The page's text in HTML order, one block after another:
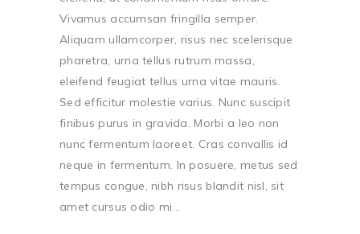
Vivamus accumsan fringilla semper.
Aliquam ullamcorper, risus nec scelerisque
pharetra, urna tellus rutrum massa,
eleifend feugiat tellus urna vitae mauris.
Sed efficitur molestie varius. Nunc suscipit
finibus purus in gravida. Morbi a leo non
nunc fermentum laoreet. Cras convallis id
neque in fermentum. In posuere, metus sed
tempus congue, nibh risus blandit nisl, sit
amet cursus odio mi...